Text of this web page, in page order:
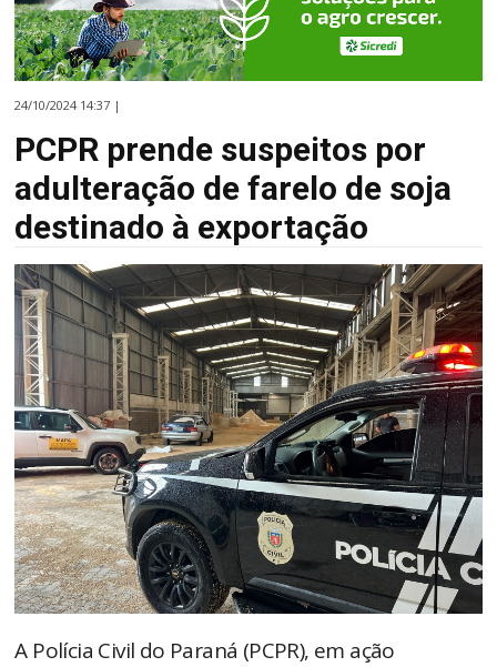
24/10/2024 14:37 |
PCPR prende suspeitos por
adulteração de farelo de soja
destinado à exportação
A Polícia Civil do Paraná (PCPR), em ação